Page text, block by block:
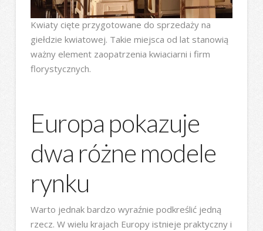
Kwiaty cięte przygotowane do sprzedaży na
giełdzie kwiatowej. Takie miejsca od lat stanowią
ważny element zaopatrzenia kwiaciarni i firm
florystycznych.
Europa pokazuje
dwa różne modele
rynku
Warto jednak bardzo wyraźnie podkreślić jedną
rzecz. W wielu krajach Europy istnieje praktyczny i